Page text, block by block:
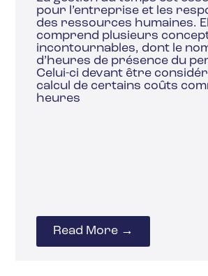
pour l’entreprise et les
des ressources humaines.
comprend plusieurs
incontournables, dont le
d’heures de présence du
Celui-ci devant être
calcul de certains coûts
heures
Read More →